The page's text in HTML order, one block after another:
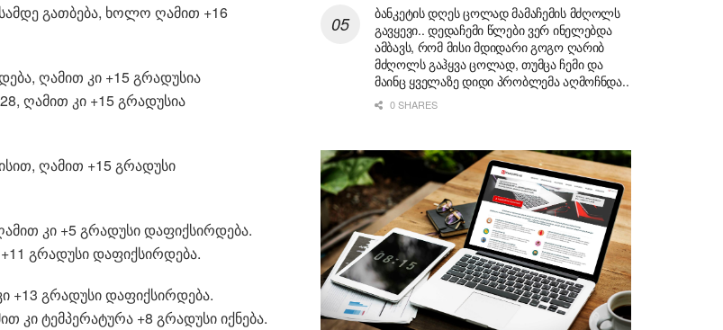
გათბება, ხოლო ღამით +16
ღამით კი +15 გრადუსია
ღამით კი +15 გრადუსია
ღამით +15 გრადუსი
კი +5 გრადუსი დაფიქსირდება.
გრადუსი დაფიქსირდება.
+13 გრადუსი დაფიქსირდება.
კი ტემპერატურა +8 გრადუსი იქნება.
ბანკეტის დღეს ცოლად მამაჩემის მძღოლს
გავყევი.. დედაჩემი წლები ვერ ინელებდა
ამბავს, რომ მისი მდიდარი გოგო ღარიბ
მძღოლს გაჰყვა ცოლად, თუმცა ჩემი და
მაინც ყველაზე დიდი პრობლემა აღმოჩნდა..
0 SHARES